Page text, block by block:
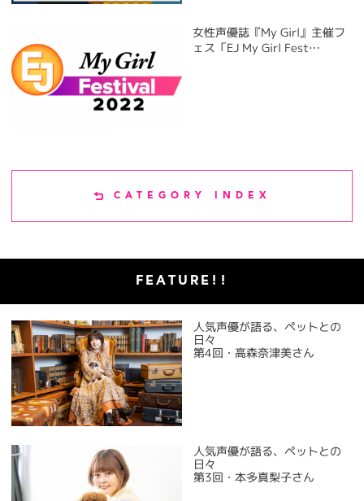
女性声優誌『My Girl』主催フ
ェス「EJ My Girl Fest…
CATEGORY INDEX
FEATURE!!
人気声優が語る、ペットとの
日々
第4回・高森奈津美さん
人気声優が語る、ペットとの
日々
第3回・本多真梨子さん